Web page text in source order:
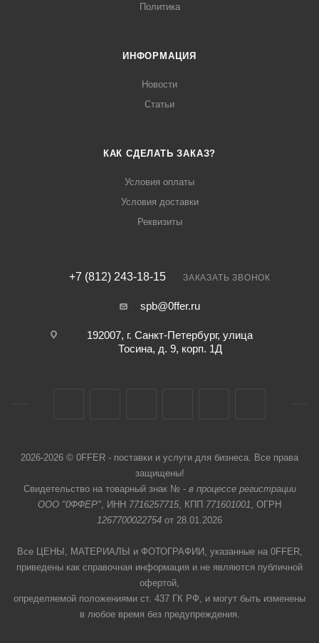
Политика
ИНФОРМАЦИЯ
Новости
Статьи
КАК СДЕЛАТЬ ЗАКАЗ?
Условия оплаты
Условия доставки
Реквизиты
+7 (812) 243-18-15 ЗАКАЗАТЬ ЗВОНОК
spb@0ffer.ru
192007, г. Санкт-Петербург, улица
Тосина, д. 9, корп. 1Д
2026-2026 © 0FFER - поставки и услуги для бизнеса. Все права
защищены!
Свидетельство на товарный знак № - в процессе регистрации
ООО "0ФФЕР", ИНН 7716257715, КПП 771601001, ОГРН
1267700022754 от 28.01.2026
Все ЦЕНЫ, МАТЕРИАЛЫ и ФОТОГРАФИИ, указанные на 0FFER,
приведены как справочная информация и не являются публичной
офертой,
определяемой положениями ст. 437 ГК РФ, и могут быть изменены
в любое время без предупреждения.